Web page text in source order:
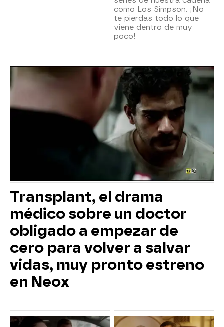
como Los Simpson. ¡No
te pierdas todo lo que
viene dentro de muy
poco!
Transplant, el drama
médico sobre un doctor
obligado a empezar de
cero para volver a salvar
vidas, muy pronto estreno
en Neox